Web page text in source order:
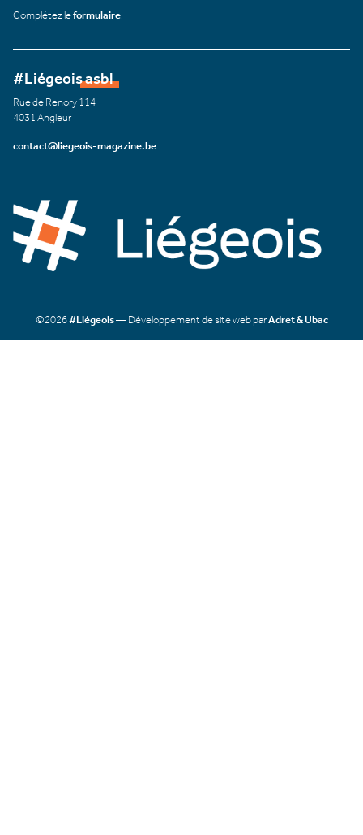
Complétez leformulaire
#Liégeois asbl
Rue de Renory 114
4031 Angleur
contact@liegeois-magazine.be
©2026#Liégeois— Développement de site web parAdret & Ubac